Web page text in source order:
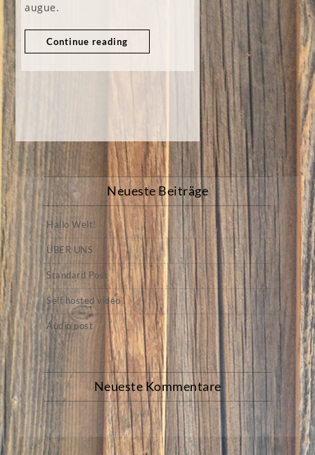
augue.
Continue reading
Neueste Beiträge
Hallo Welt!
ÜBER UNS
Standard Post
Self hosted video
Audio post
Neueste Kommentare